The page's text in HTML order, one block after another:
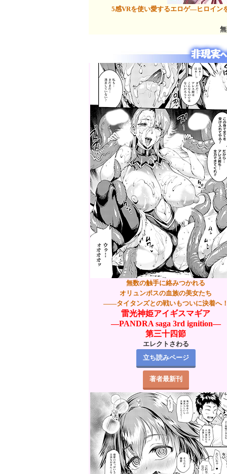
5感VRを使い愛するエロゲ―ヒロイン
無数の触手に絡みつかれる
オリュンポスの血族の美女たち
――タイタンズとの戦いもついに決着へ
雷光神姫アイギスマギア
―PANDRA saga 3rd ignition―
第三十四節
エレクトさわる
立ち読みページ
著者最新刊